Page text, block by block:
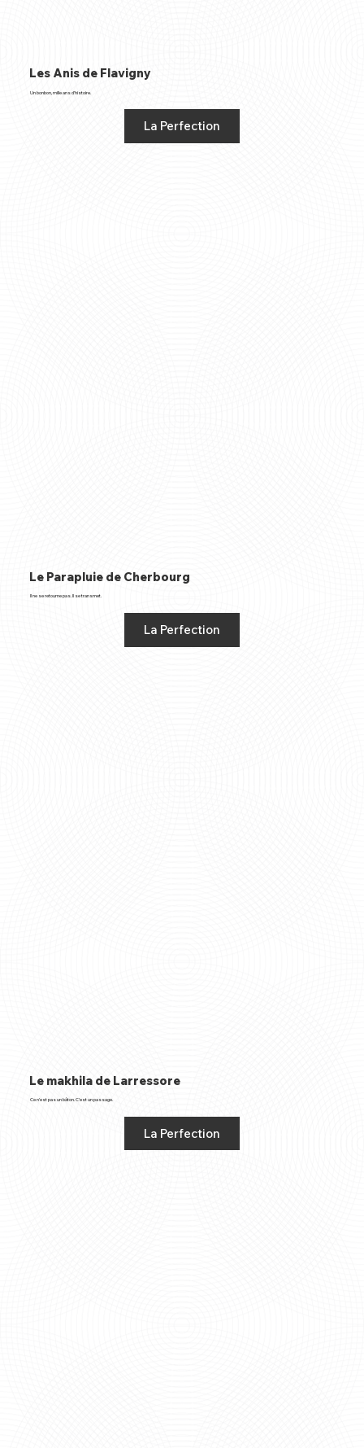
Les Anis de Flavigny
Un bonbon, mille ans d’histoire.
La Perfection
Le Parapluie de Cherbourg
Il ne se retourne pas. Il se transmet.
La Perfection
Le makhila de Larressore
Ce n’est pas un bâton. C’est un passage.
La Perfection